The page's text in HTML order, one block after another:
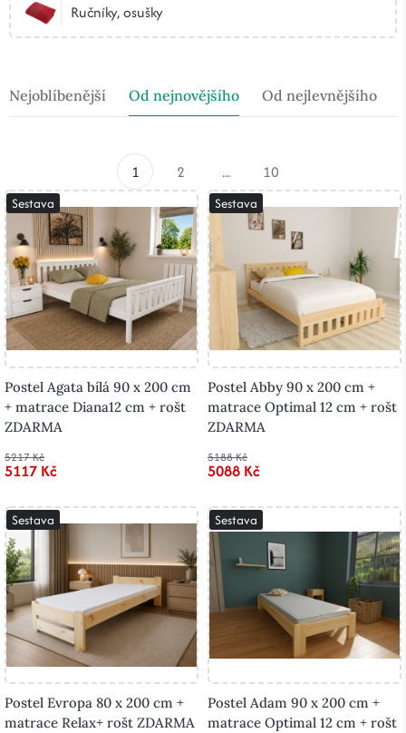
Ručníky, osušky
Nejoblíbenější Od nejnovějšího Od nejlevnějšího
1 2 ... 10
Sestava
Postel Agata bílá 90 x 200 cm
+ matrace Diana12 cm + rošt
ZDARMA
5217 Kč
5117 Kč
Sestava
Postel Abby 90 x 200 cm +
matrace Optimal 12 cm + rošt
ZDARMA
5188 Kč
5088 Kč
Sestava
Postel Evropa 80 x 200 cm +
matrace Relax+ rošt ZDARMA
Sestava
Postel Adam 90 x 200 cm +
matrace Optimal 12 cm + rošt